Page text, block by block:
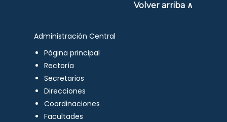
Volver arriba ∧
Administración Central
Página principal
Rectoría
Secretarios
Direcciones
Coordinaciones
Facultades